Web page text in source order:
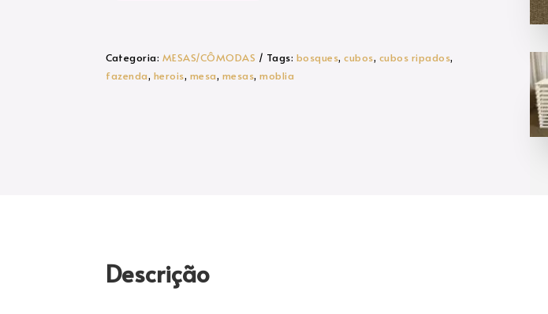
Categoria: MESAS/CÔMODAS Tags: bosques,cubos, cubos ripados,
fazenda, herois, mesa, mesas,moblia
Descrição